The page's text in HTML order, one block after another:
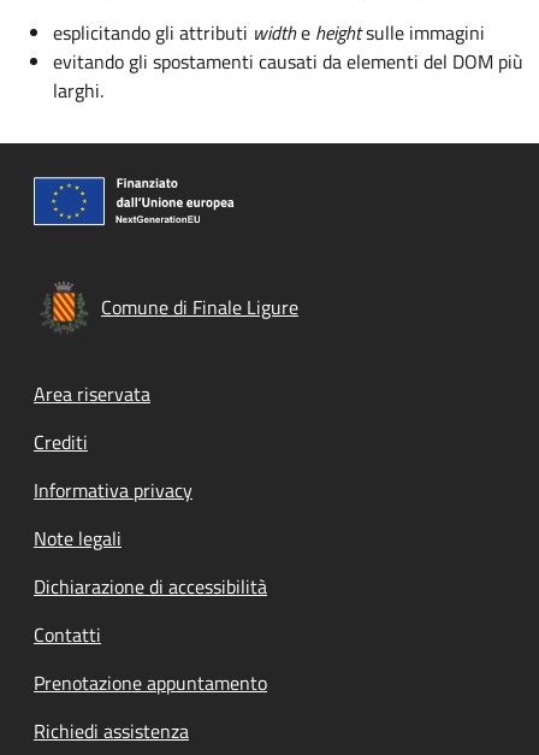
esplicitando gli attributi widthe heightsulle immagini
evitando gli spostamenti causati da elementi del DOM più
larghi.
Comune di Finale Ligure
Footer menu
Area riservata
Crediti
Informativa privacy
Note legali
Dichiarazione di accessibilità
Contatti
Prenotazione appuntamento
Richiedi assistenza